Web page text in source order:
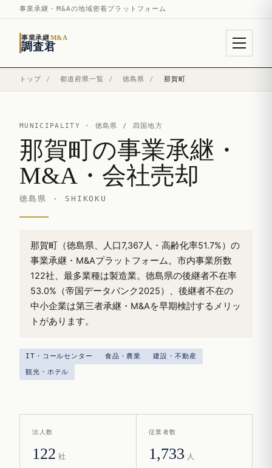
事業承継・M&Aの地域密着プラットフォーム
事業承継M&A
調査君
トップ / 都道府県一覧 / 徳島県 / 那賀町
MUNICIPALITY · 徳島県 / 四国地方
那賀町の事業承継・
M&A・会社売却
徳島県 · SHIKOKU
那賀町（徳島県、人口7,367人・高齢化率51.7%）の
事業承継・M&Aプラットフォーム。市内事業所数
122社、最多業種は製造業。徳島県の後継者不在率
53.0%（帝国データバンク2025）、後継者不在の
中小企業は第三者承継・M&Aを早期検討するメリッ
トがあります。
IT・コールセンター 食品・農業
建設・不動産
観光・ホテル
法人数
122 社
従業者数
1,733 人